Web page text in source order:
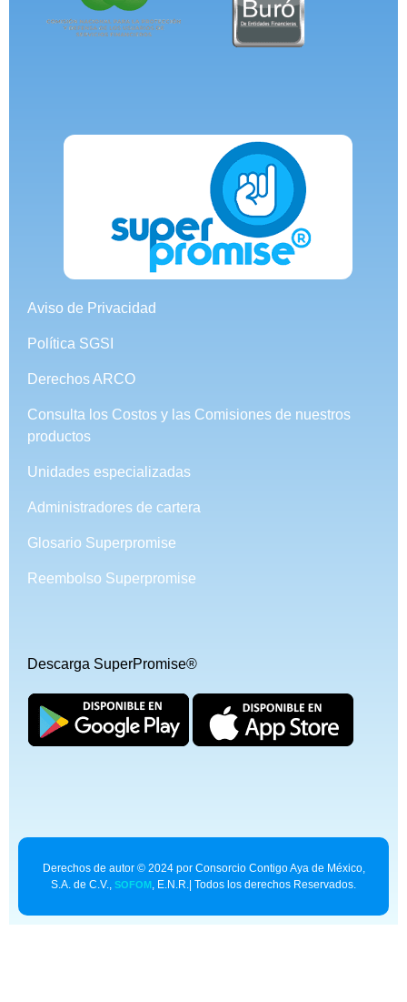
Aviso de Privacidad
Política SGSI
Derechos ARCO
Consulta los Costos y las Comisiones de nuestros
productos
Unidades especializadas
Administradores de cartera
Glosario Superpromise
Reembolso Superpromise
Descarga SuperPromise®
Derechos de autor © 2024 por Consorcio Contigo Aya de México,
S.A. de C.V., SOFOM , E.N.R.| Todos los derechos Reservados.